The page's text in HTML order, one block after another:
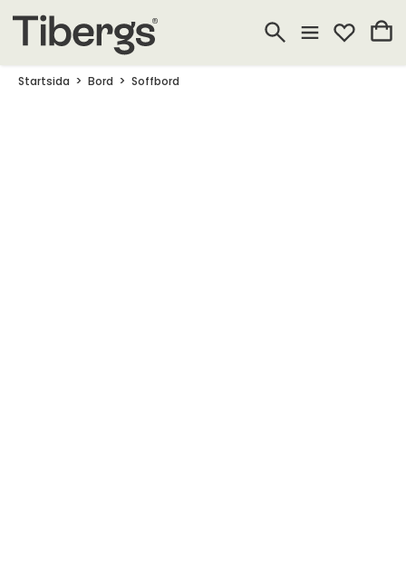
Startsida Bord Soffbord